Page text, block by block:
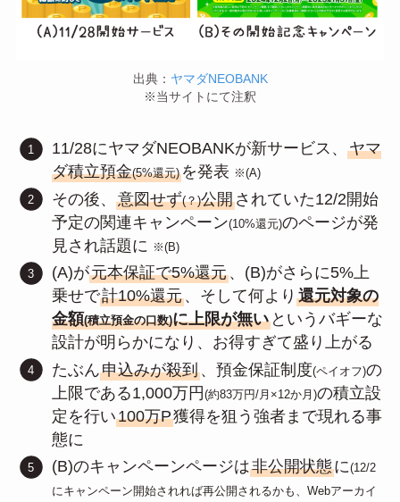
出典： ヤマダNEOBANK
※当サイトにて注釈
11/28にヤマダNEOBANKが新サービス、ヤマ
ダ積立預金(5%還元) を発表 ※(A)
その後、意図せず(？)公開されていた12/2開始
予定の関連キャンペーン(10%還元)のページが発
見され話題に ※(B)
(A)が元本保証で5%還元、(B)がさらに5%上
乗せで計10%還元、そして何より還元対象の
金額(積立預金の口数)に上限が無い というバギーな
設計が明らかになり、お得すぎて盛り上がる
たぶん申込みが殺到、預金保証制度(ペイオフ)の
上限である1,000万円(約83万円/月×12か月)の積立設
定を行い100万P獲得を狙う強者まで現れる事
態に
(B)のキャンペーンページは非公開状態に(12/2
にキャンペーン開始されれば再公開されるかも、Webアーカイ